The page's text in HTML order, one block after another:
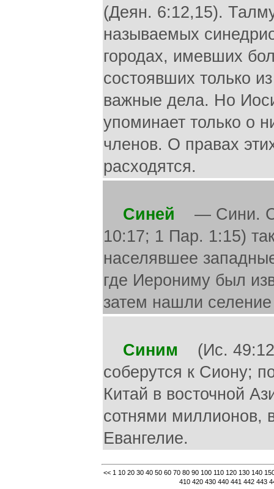
(Деян. 6:12,15).
называемых
городах, имевших
состоявших только
важные дела. Но
упоминает только о
членов. О правах
расходятся.
Синей — Сини.
10:17; 1 Пар. 1:15)
населявшее
где Иерониму был
затем нашли
Синим (Ис.
соберутся к Сиону;
Китай в восточной
сотнями миллионов,
Евангелие.
<< 1 10 20 30 40 50 60 70 80 90 100 110 120 130 140
410 420 430 440 441 442 443